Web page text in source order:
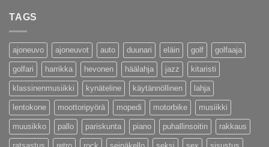
TAGS
ajoneuvo ajoneuvot auto duunari eläin golf golfaaja
golfari harrikka hevonen häälahja jazz kitaristi
klassinenmusiikki kynäteline käytännöllinen lahja
lentokone moottoripyörä mopedi motorbike musiikki
muusikko pallo pariskunta piano puhallinsoitin rakkaus